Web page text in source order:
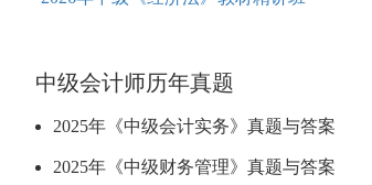
中级会计师历年真题
2025年《中级会计实务》真题与答案
2025年《中级财务管理》真题与答案